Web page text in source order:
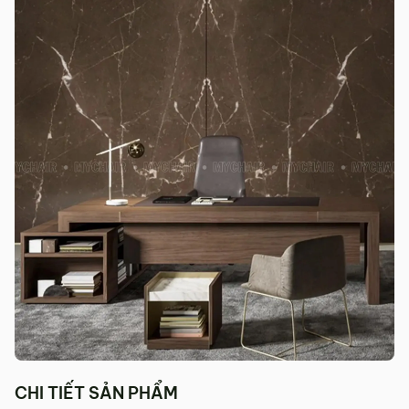
CHI TIẾT SẢN PHẨM
tỉnh/thành phố khác
Các Tỉnh/ Thành khác ngoài khu vực Hà Nội, Đà Nẵng và
TP. Hồ Chí Minh phí vận chuyển sẽ được tính trên từng đơn
hàng theo từng khu vực.
Phí giao hàng sẽ được MyChair thông báo và xác nhận với
khách hàng trước khi tiến hành thanh toán đơn hàng và
giao hàng.
Trong quá trình vận chuyển quý khách có bất kỳ thắc mắc,
phát sinh hoặc góp ý nào vui lòng liên hệ Hotline
0942 902
468để nhận được sự hỗ trợ nhanh nhất.
4. Chính sách Đổi trả, Hoàn tiền
Thời hạn:Quý khách có thể đổi/trả sản phẩm trong vòng 3
ngày kể từ ngày nhận hàng.
4.1. Các trường hợp được đổi trả sản phẩm
Giao sai sản phẩm, sai mẫu mã so với đơn hàng.